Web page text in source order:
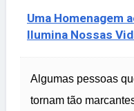
Uma Homenagem
Ilumina Nossas
Algumas pessoas
tornam tão